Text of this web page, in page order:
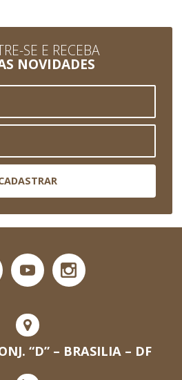
SE E RECEBA
NOVIDADES
“D” – BRASILIA – DF